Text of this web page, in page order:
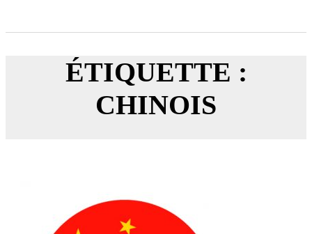
ÉTIQUETTE :
CHINOIS